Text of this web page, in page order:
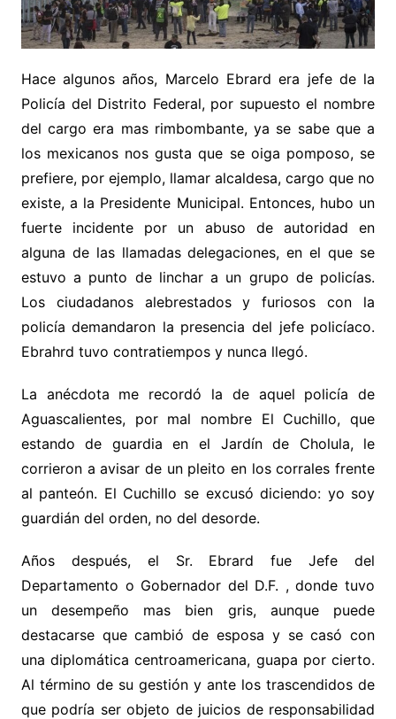
Hace algunos años, Marcelo Ebrard era jefe de la
Policía del Distrito Federal, por supuesto el nombre
del cargo era mas rimbombante, ya se sabe que a
los mexicanos nos gusta que se oiga pomposo, se
prefiere, por ejemplo, llamar alcaldesa, cargo que no
existe, a la Presidente Municipal. Entonces, hubo un
fuerte incidente por un abuso de autoridad en
alguna de las llamadas delegaciones, en el que se
estuvo a punto de linchar a un grupo de policías.
Los ciudadanos alebrestados y furiosos con la
policía demandaron la presencia del jefe policíaco.
Ebrahrd tuvo contratiempos y nunca llegó.
La anécdota me recordó la de aquel policía de
Aguascalientes, por mal nombre El Cuchillo, que
estando de guardia en el Jardín de Cholula, le
corrieron a avisar de un pleito en los corrales frente
al panteón. El Cuchillo se excusó diciendo: yo soy
guardián del orden, no del desorde.
Años después, el Sr. Ebrard fue Jefe del
Departamento o Gobernador del D.F. , donde tuvo
un desempeño mas bien gris, aunque puede
destacarse que cambió de esposa y se casó con
una diplomática centroamericana, guapa por cierto.
Al término de su gestión y ante los trascendidos de
que podría ser objeto de juicios de responsabilidad